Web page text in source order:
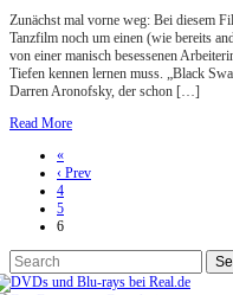
Zunächst mal vorne weg: Bei diesem
Tanzfilm noch um einen (wie bereits
von einer manisch besessenen
Tiefen kennen lernen muss. „Black
Darren Aronofsky, der schon […]
Read More
«
‹ Prev
4
5
6